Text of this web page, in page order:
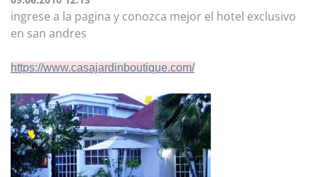
ingrese a la pagina y conozca mejor el hotel exclusivo
en san andres
https://www.casajardinboutique.com/